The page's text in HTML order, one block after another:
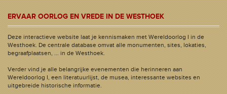
ERVAAR OORLOG EN VREDE IN DE WESTHOEK
Deze interactieve website laat je kennismaken met Wereldoorlog I in de
Westhoek. De centrale database omvat alle monumenten, sites, lokaties,
begraafplaatsen, ... in de Westhoek.
Verder vind je alle belangrijke evenementen die herinneren aan
Wereldoorlog I, een literatuurlijst, de musea, interessante websites en
uitgebreide historische informatie.